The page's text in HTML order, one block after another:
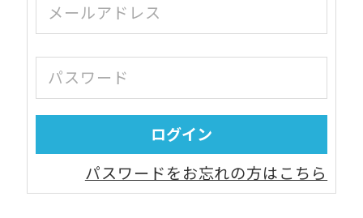
パスワードをお忘れの方はこちら